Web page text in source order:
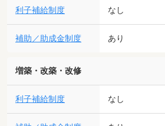
利子補給制度 なし
補助／助成金制度 あり
増築・改築・改修
利子補給制度 なし